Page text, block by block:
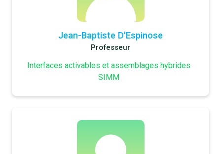
Jean-Baptiste D'Espinose
Professeur
Interfaces activables et assemblages hybrides
SIMM